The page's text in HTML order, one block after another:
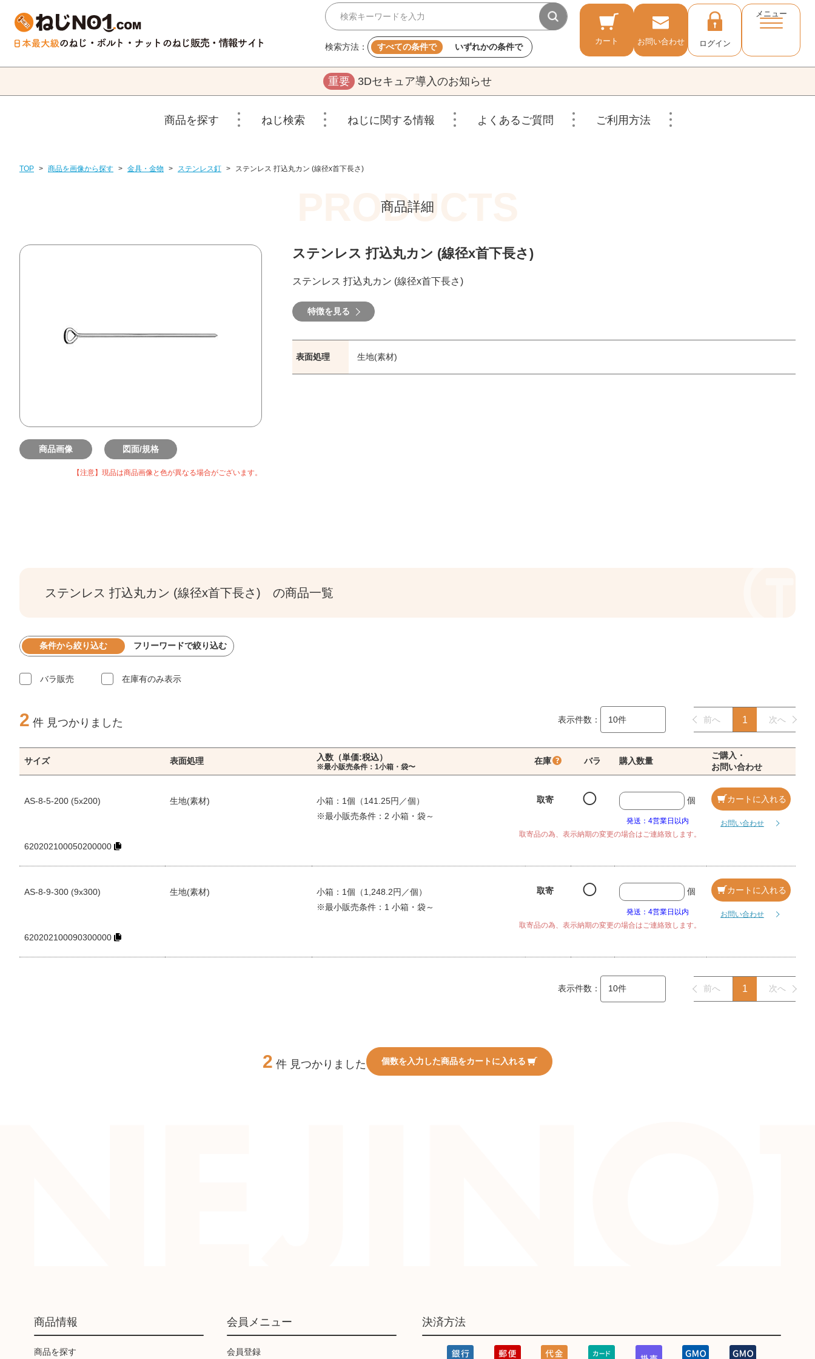
検索方法： すべての条件で いずれかの条件で
カート お問い合わせ ログイン
メニュー
重要 3Dセキュア導入のお知らせ
商品を探す ねじ検索 ねじに関する情報 よくあるご質問 ご利用方法
TOP > 商品を画像から探す > 金具・金物 > ステンレス釘 > ステンレス 打込丸カン (線径x首下長さ)
商品詳細
商品画像 図面/規格
【注意】現品は商品画像と色が異なる場合がございます。
ステンレス 打込丸カン (線径x首下長さ)
ステンレス 打込丸カン (線径x首下長さ)
特徴を見る
表面処理 生地(素材)
ステンレス 打込丸カン (線径x首下長さ) の商品一覧
条件から絞り込む フリーワードで絞り込む
バラ販売 在庫有のみ表示
2 件 見つかりました 表示件数： 前へ 1 次へ
サイズ 表面処理 入数（単価:税込）
※最小販売条件：1小箱・袋〜
在庫 バラ 購入数量
ご購入・
お問い合わせ
AS-8-5-200 (5x200)
620202100050200000
生地(素材)
小箱：1個（141.25円／個）
※最小販売条件：2 小箱・袋～
取寄 ◯ 個
発送：4営業日以内
取寄品の為、表示納期の変更の場合はご連絡致します。
カートに入れる
お問い合わせ
AS-8-9-300 (9x300)
620202100090300000
生地(素材)
小箱：1個（1,248.2円／個）
※最小販売条件：1 小箱・袋～
取寄 ◯ 個
発送：4営業日以内
取寄品の為、表示納期の変更の場合はご連絡致します。
カートに入れる
お問い合わせ
表示件数： 前へ 1 次へ
2 件 見つかりました 個数を入力した商品をカートに入れる
商品情報
商品を探す
会員メニュー
会員登録
決済方法